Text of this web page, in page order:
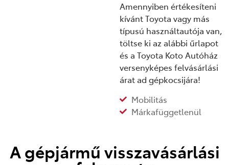
Amennyiben értékesíteni
kívánt Toyota vagy más
típusú használtautója van,
töltse ki az alábbi űrlapot
és a Toyota Koto Autóház
versenyképes felvásárlási
árat ad gépkocsijára!
Mobilitás
Márkafüggetlenül
A gépjármű visszavásárlási